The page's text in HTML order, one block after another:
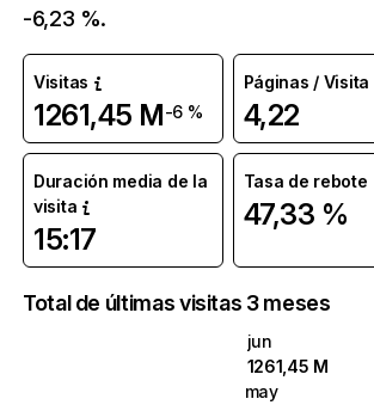
-6,23 %.
Visitas
1261,45 M-6 %
Páginas / Visita
4,22
Duración media de la
visita
15:17
Tasa de rebote
47,33 %
Total de últimas visitas 3 meses
jun
1261,45 M
may